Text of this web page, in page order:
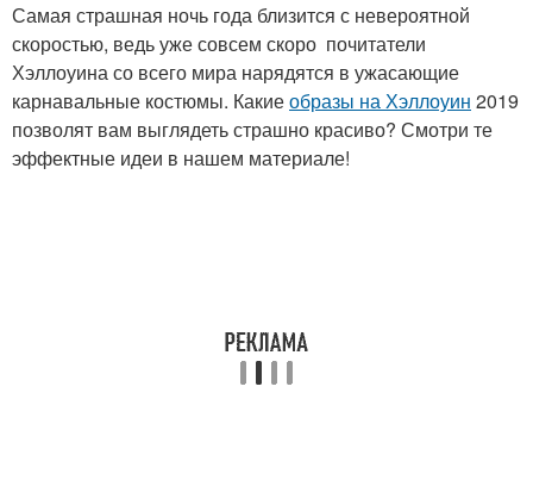
Самая страшная ночь года близится с невероятной
скоростью, ведь уже совсем скоро почитатели
Хэллоуина со всего мира нарядятся в ужасающие
карнавальные костюмы. Какиеобразы на Хэллоуин 2019
позволят вам выглядеть страшно красиво? Смотри те
эффектные идеи в нашем материале!